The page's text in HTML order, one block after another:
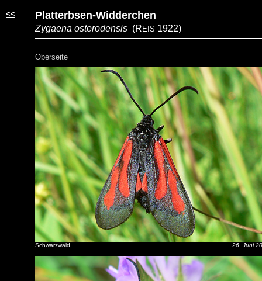
<< Platterbsen-Widderchen
Zygaena osterodensis (R EIS 1922)
Oberseite
Schwarzwald 26. Juni